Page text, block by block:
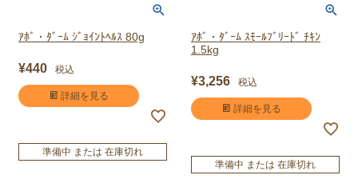
ｱﾎﾞ・ﾀﾞｰﾑ ｼﾞｮｲﾝﾄﾍﾙｽ 80g
¥440 税込
詳細を見る
準備中 または 在庫切れ
ｱﾎﾞ・ﾀﾞｰﾑ ｽﾓｰﾙﾌﾞﾘｰﾄﾞ ﾁｷﾝ
1.5kg
¥3,256 税込
詳細を見る
準備中 または 在庫切れ